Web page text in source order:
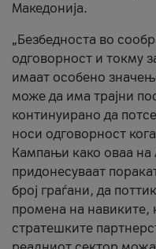
Македонија.
„Безбедноста во
одговорност и токму
имаат особено
може да има трајни
континуирано да
носи одговорност
Кампањи како оваа на
придонесуваат
број граѓани, да
промена на навиките,
стратешките